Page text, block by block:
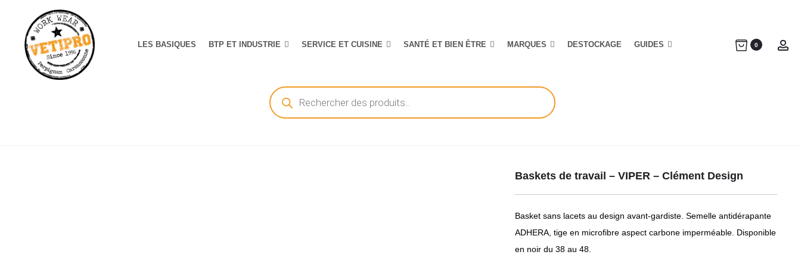
LES BASIQUES BTP ET INDUSTRIE SERVICE ET CUISINE SANTÉ ET BIEN ÊTRE MARQUES DESTOCKAGE GUIDES 0
Recherche
de
produits
Baskets de travail – VIPER – Clément Design
Basket sans lacets au design avant-gardiste. Semelle antidérapante
ADHERA, tige en microfibre aspect carbone imperméable. Disponible
en noir du 38 au 48.